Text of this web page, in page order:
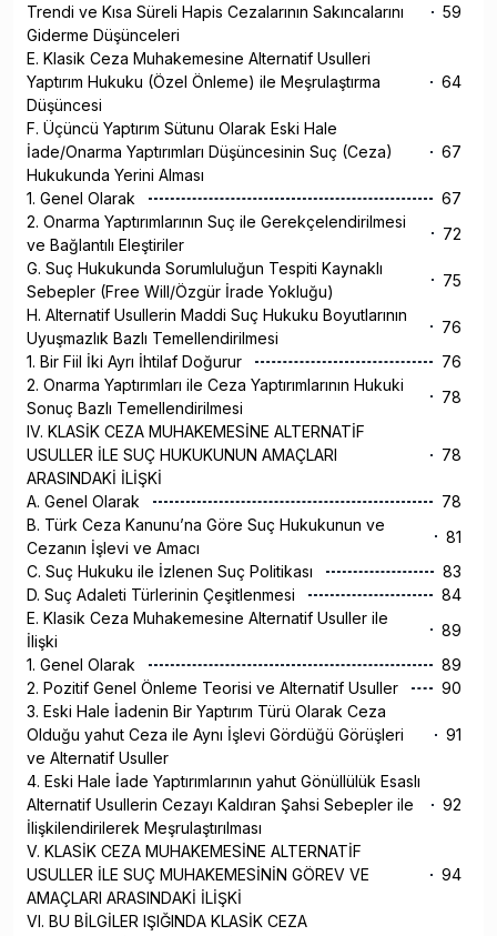
Trendi ve Kısa Süreli Hapis Cezalarının Sakıncalarını
Giderme Düşünceleri
59
E. Klasik Ceza Muhakemesine Alternatif Usulleri
Yaptırım Hukuku (Özel Önleme) ile Meşrulaştırma
Düşüncesi
64
F. Üçüncü Yaptırım Sütunu Olarak Eski Hale
İade/Onarma Yaptırımları Düşüncesinin Suç (Ceza)
Hukukunda Yerini Alması
67
1. Genel Olarak
67
2. Onarma Yaptırımlarının Suç ile Gerekçelendirilmesi
ve Bağlantılı Eleştiriler
72
G. Suç Hukukunda Sorumluluğun Tespiti Kaynaklı
Sebepler (Free Will/Özgür İrade Yokluğu)
75
H. Alternatif Usullerin Maddi Suç Hukuku Boyutlarının
Uyuşmazlık Bazlı Temellendirilmesi
76
1. Bir Fiil İki Ayrı İhtilaf Doğurur
76
2. Onarma Yaptırımları ile Ceza Yaptırımlarının Hukuki
Sonuç Bazlı Temellendirilmesi
78
IV. KLASİK CEZA MUHAKEMESİNE ALTERNATİF
USULLER İLE SUÇ HUKUKUNUN AMAÇLARI
ARASINDAKİ İLİŞKİ
78
A. Genel Olarak
78
B. Türk Ceza Kanunu’na Göre Suç Hukukunun ve
Cezanın İşlevi ve Amacı
81
C. Suç Hukuku ile İzlenen Suç Politikası
83
D. Suç Adaleti Türlerinin Çeşitlenmesi
84
E. Klasik Ceza Muhakemesine Alternatif Usuller ile
İlişki
89
1. Genel Olarak
89
2. Pozitif Genel Önleme Teorisi ve Alternatif Usuller
90
3. Eski Hale İadenin Bir Yaptırım Türü Olarak Ceza
Olduğu yahut Ceza ile Aynı İşlevi Gördüğü Görüşleri
ve Alternatif Usuller
91
4. Eski Hale İade Yaptırımlarının yahut Gönüllülük Esaslı
Alternatif Usullerin Cezayı Kaldıran Şahsi Sebepler ile
İlişkilendirilerek Meşrulaştırılması
92
V. KLASİK CEZA MUHAKEMESİNE ALTERNATİF
USULLER İLE SUÇ MUHAKEMESİNİN GÖREV VE
AMAÇLARI ARASINDAKİ İLİŞKİ
94
VI. BU BİLGİLER IŞIĞINDA KLASİK CEZA